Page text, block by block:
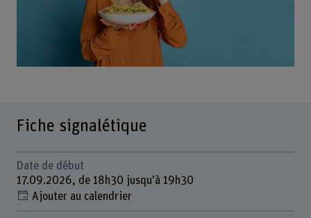
Fiche signalétique
Date de début
17.09.2026, de 18h30 jusqu'à 19h30
Ajouter au calendrier